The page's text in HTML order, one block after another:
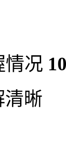
情况
清晰